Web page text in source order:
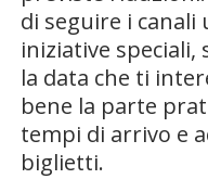
di seguire i
iniziative speciali,
la data che ti
bene la parte
tempi di arrivo e
biglietti.